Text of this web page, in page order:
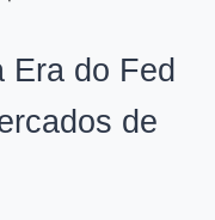
Era do Fed
de